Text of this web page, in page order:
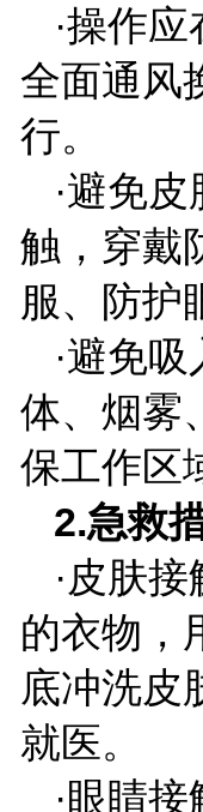
·操作
全面通风
行。
·避免
触，穿戴
服、防护
·避免
体、烟雾
保工作区
2.急救
·皮肤
的衣物，
底冲洗皮
就医。
·眼睛